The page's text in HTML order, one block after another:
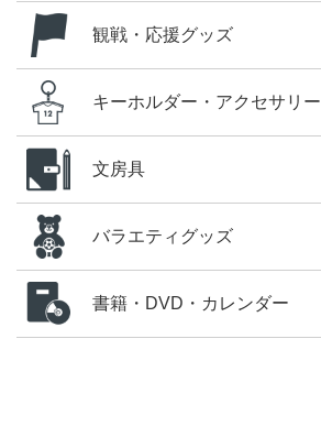
観戦・応援グッズ
キーホルダー・アクセサリー
文房具
バラエティグッズ
書籍・DVD・カレンダー